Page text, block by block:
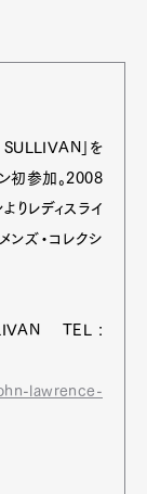
」を
初参加。2008
レディスライ
ズ・コレクシ
TEL :
lawrence-